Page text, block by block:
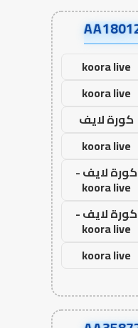
koora live
koora live
كورة لايف
koora live
كورة لايف -
koora live
كورة لايف -
koora live
koora live